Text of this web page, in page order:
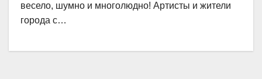
весело, шумно и многолюдно! Артисты и жители
города с…